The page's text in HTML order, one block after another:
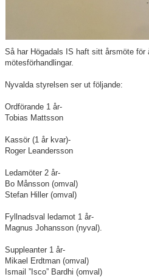
Så har Högadals IS haft sitt årsmöte för
mötesförhandlingar.
Nyvalda styrelsen ser ut följande:
Ordförande 1 år-
Tobias Mattsson
Kassör (1 år kvar)-
Roger Leandersson
Ledamöter 2 år-
Bo Månsson (omval)
Stefan Hiller (omval)
Fyllnadsval ledamot 1 år-
Magnus Johansson (nyval).
Suppleanter 1 år-
Mikael Erdtman (omval)
Ismail ”Isco” Bardhi (omval)